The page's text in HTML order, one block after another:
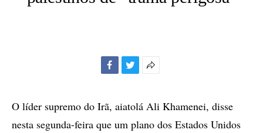
compartilhamento
O líder supremo do Irã, aiatolá Ali Khamenei, disse
nesta segunda-feira que um plano dos Estados Unidos